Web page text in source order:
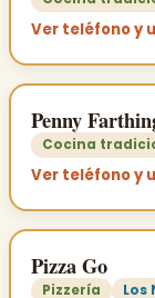
Ver teléfono y
Penny
Cocina
Ver teléfono y
Pizza Go
Pizzería Los